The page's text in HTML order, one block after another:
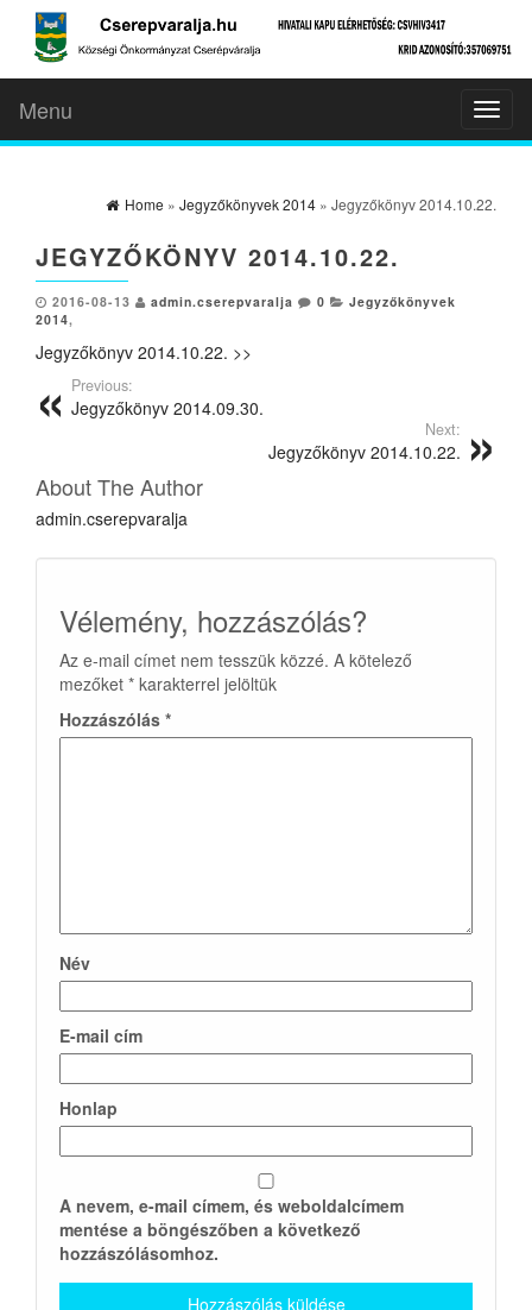
Menu
Home » Jegyzőkönyvek 2014 » Jegyzőkönyv 2014.10.22.
JEGYZŐKÖNYV 2014.10.22.
2016-08-13 admin.cserepvaralja 0
Jegyzőkönyvek
2014,
Jegyzőkönyv 2014.10.22. >>
Previous:
Jegyzőkönyv 2014.09.30.
Next:
Jegyzőkönyv 2014.10.22.
About The Author
admin.cserepvaralja
Vélemény, hozzászólás?
Az e-mail címet nem tesszük közzé. A kötelező
mezőket * karakterrel jelöltük
Hozzászólás *
Név
E-mail cím
Honlap
A nevem, e-mail címem, és weboldalcímem
mentése a böngészőben a következő
hozzászólásomhoz.